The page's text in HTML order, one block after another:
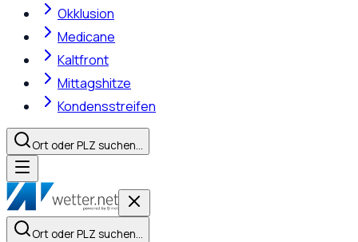
Okklusion
Medicane
Kaltfront
Mittagshitze
Kondensstreifen
Ort oder PLZ suchen…
Ort oder PLZ suchen…